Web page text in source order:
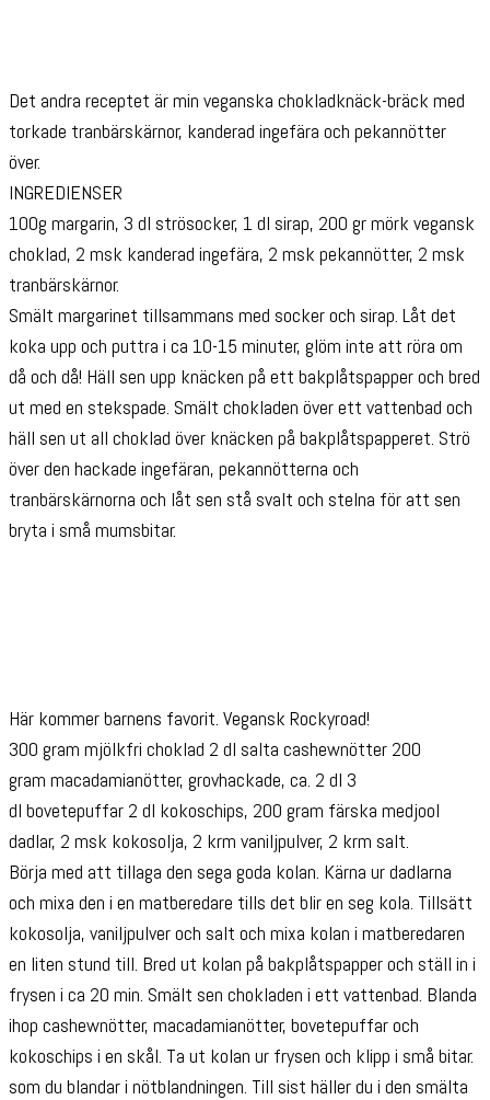
Det andra receptet är min veganska chokladknäck-bräck med
torkade tranbärskärnor, kanderad ingefära och pekannötter
över.
INGREDIENSER
100g margarin, 3 dl strösocker, 1 dl sirap, 200 gr mörk vegansk
choklad, 2 msk kanderad ingefära, 2 msk pekannötter, 2 msk
tranbärskärnor.
Smält margarinet tillsammans med socker och sirap. Låt det
koka upp och puttra i ca 10-15 minuter, glöm inte att röra om
då och då! Häll sen upp knäcken på ett bakplåtspapper och bred
ut med en stekspade. Smält chokladen över ett vattenbad och
häll sen ut all choklad över knäcken på bakplåtspapperet. Strö
över den hackade ingefäran, pekannötterna och
tranbärskärnorna och låt sen stå svalt och stelna för att sen
bryta i små mumsbitar.
Här kommer barnens favorit. Vegansk Rockyroad!
300 gram mjölkfri choklad 2 dl salta cashewnötter 200
gram macadamianötter, grovhackade, ca. 2 dl 3
dl bovetepuffar 2 dl kokoschips, 200 gram färska medjool
dadlar, 2 msk kokosolja, 2 krm vaniljpulver, 2 krm salt.
Börja med att tillaga den sega goda kolan. Kärna ur dadlarna
och mixa den i en matberedare tills det blir en seg kola. Tillsätt
kokosolja, vaniljpulver och salt och mixa kolan i matberedaren
en liten stund till. Bred ut kolan på bakplåtspapper och ställ in i
frysen i ca 20 min. Smält sen chokladen i ett vattenbad. Blanda
ihop cashewnötter, macadamianötter, bovetepuffar och
kokoschips i en skål. Ta ut kolan ur frysen och klipp i små bitar.
som du blandar i nötblandningen. Till sist häller du i den smälta